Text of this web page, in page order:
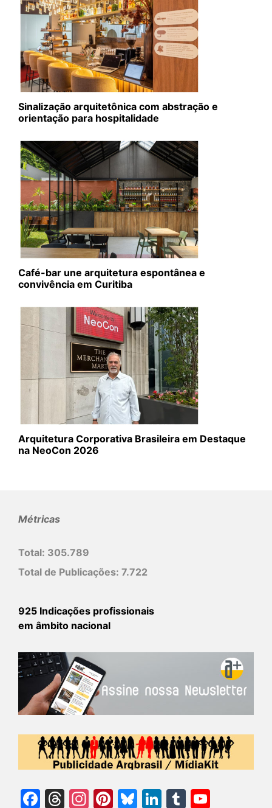
Sinalização arquitetônica com abstração e
orientação para hospitalidade
Café-bar une arquitetura espontânea e
convivência em Curitiba
Arquitetura Corporativa Brasileira em Destaque
na NeoCon 2026
Métricas
Total: 305.789
Total de Publicações: 7.722
925 Indicações profissionais
em âmbito nacional
Facebook
Threads
Instagram
Pinterest
Bluesky
LinkedIn
Tumblr